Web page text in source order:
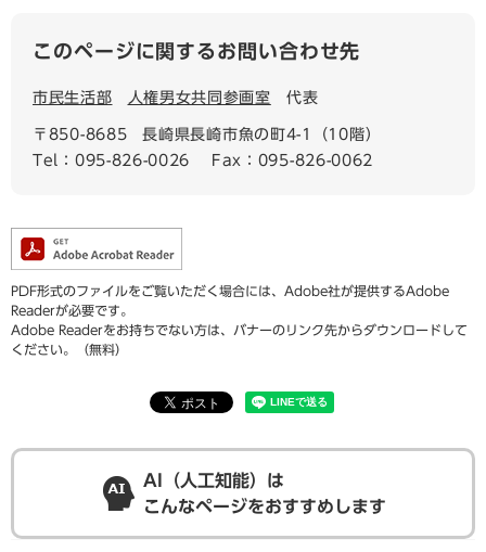
このページに関するお問い合わせ先
市民生活部 人権男女共同参画室 代表
〒850-8685
長崎県長崎市魚の町4-1（10階）
Tel：095-826-0026
Fax：095-826-0062
PDF形式のファイルをご覧いただく場合には、Adobe社が提供するAdobe
Readerが必要です。
Adobe Readerをお持ちでない方は、バナーのリンク先からダウンロードして
ください。（無料）
AI（人工知能）は
こんなページをおすすめします